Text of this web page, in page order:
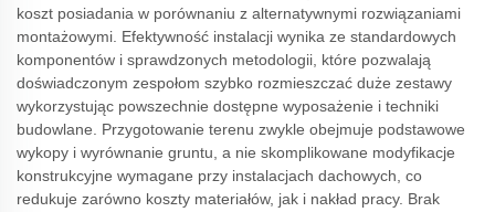
koszt posiadania w porównaniu z alternatywnymi rozwiązaniami
montażowymi. Efektywność instalacji wynika ze standardowych
komponentów i sprawdzonych metodologii, które pozwalają
doświadczonym zespołom szybko rozmieszczać duże zestawy
wykorzystując powszechnie dostępne wyposażenie i techniki
budowlane. Przygotowanie terenu zwykle obejmuje podstawowe
wykopy i wyrównanie gruntu, a nie skomplikowane modyfikacje
konstrukcyjne wymagane przy instalacjach dachowych, co
redukuje zarówno koszty materiałów, jak i nakład pracy. Brak